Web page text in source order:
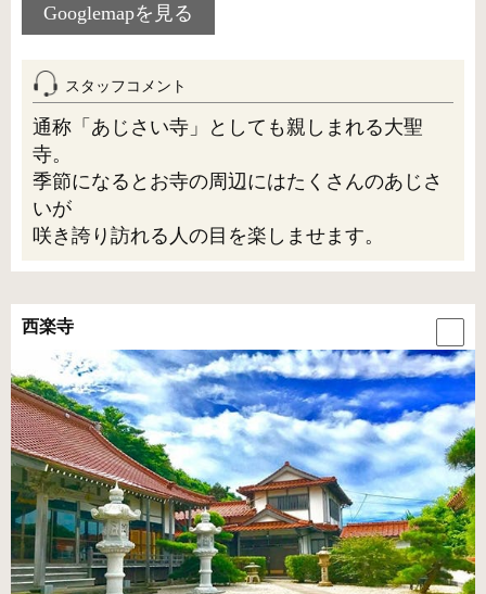
Googlemapを見る
スタッフコメント
通称「あじさい寺」としても親しまれる大聖
寺。
季節になるとお寺の周辺にはたくさんのあじさ
いが
咲き誇り訪れる人の目を楽しませます。
西楽寺